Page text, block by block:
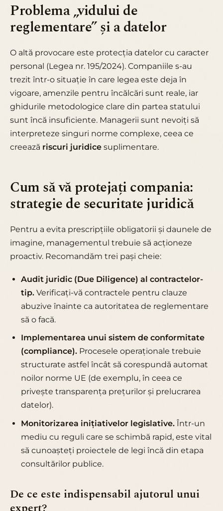
Problema „vidului de
reglementare” și a datelor
O altă provocare este protecția datelor cu caracter
personal (Legea nr. 195/2024). Companiile s-au
trezit într-o situație în care legea este deja în
vigoare, amenzile pentru încălcări sunt reale, iar
ghidurile metodologice clare din partea statului
sunt încă insuficiente. Managerii sunt nevoiți să
interpreteze singuri norme complexe, ceea ce
creează riscuri juridice suplimentare.
Cum să vă protejați compania:
strategie de securitate juridică
Pentru a evita prescripțiile obligatorii și daunele de
imagine, managementul trebuie să acționeze
proactiv. Recomandăm trei pași cheie:
Audit juridic (Due Diligence) al contractelor-
tip.Verificați-vă contractele pentru clauze
abuzive înainte ca autoritatea de reglementare
să o facă.
Implementarea unui sistem de conformitate
(compliance).Procesele operaționale trebuie
structurate astfel încât să corespundă automat
noilor norme UE (de exemplu, în ceea ce
privește transparența prețurilor și prelucrarea
datelor).
Monitorizarea inițiativelor legislative.Într-un
mediu cu reguli care se schimbă rapid, este vital
să cunoașteți proiectele de legi încă din etapa
consultărilor publice.
De ce este indispensabil ajutorul unui